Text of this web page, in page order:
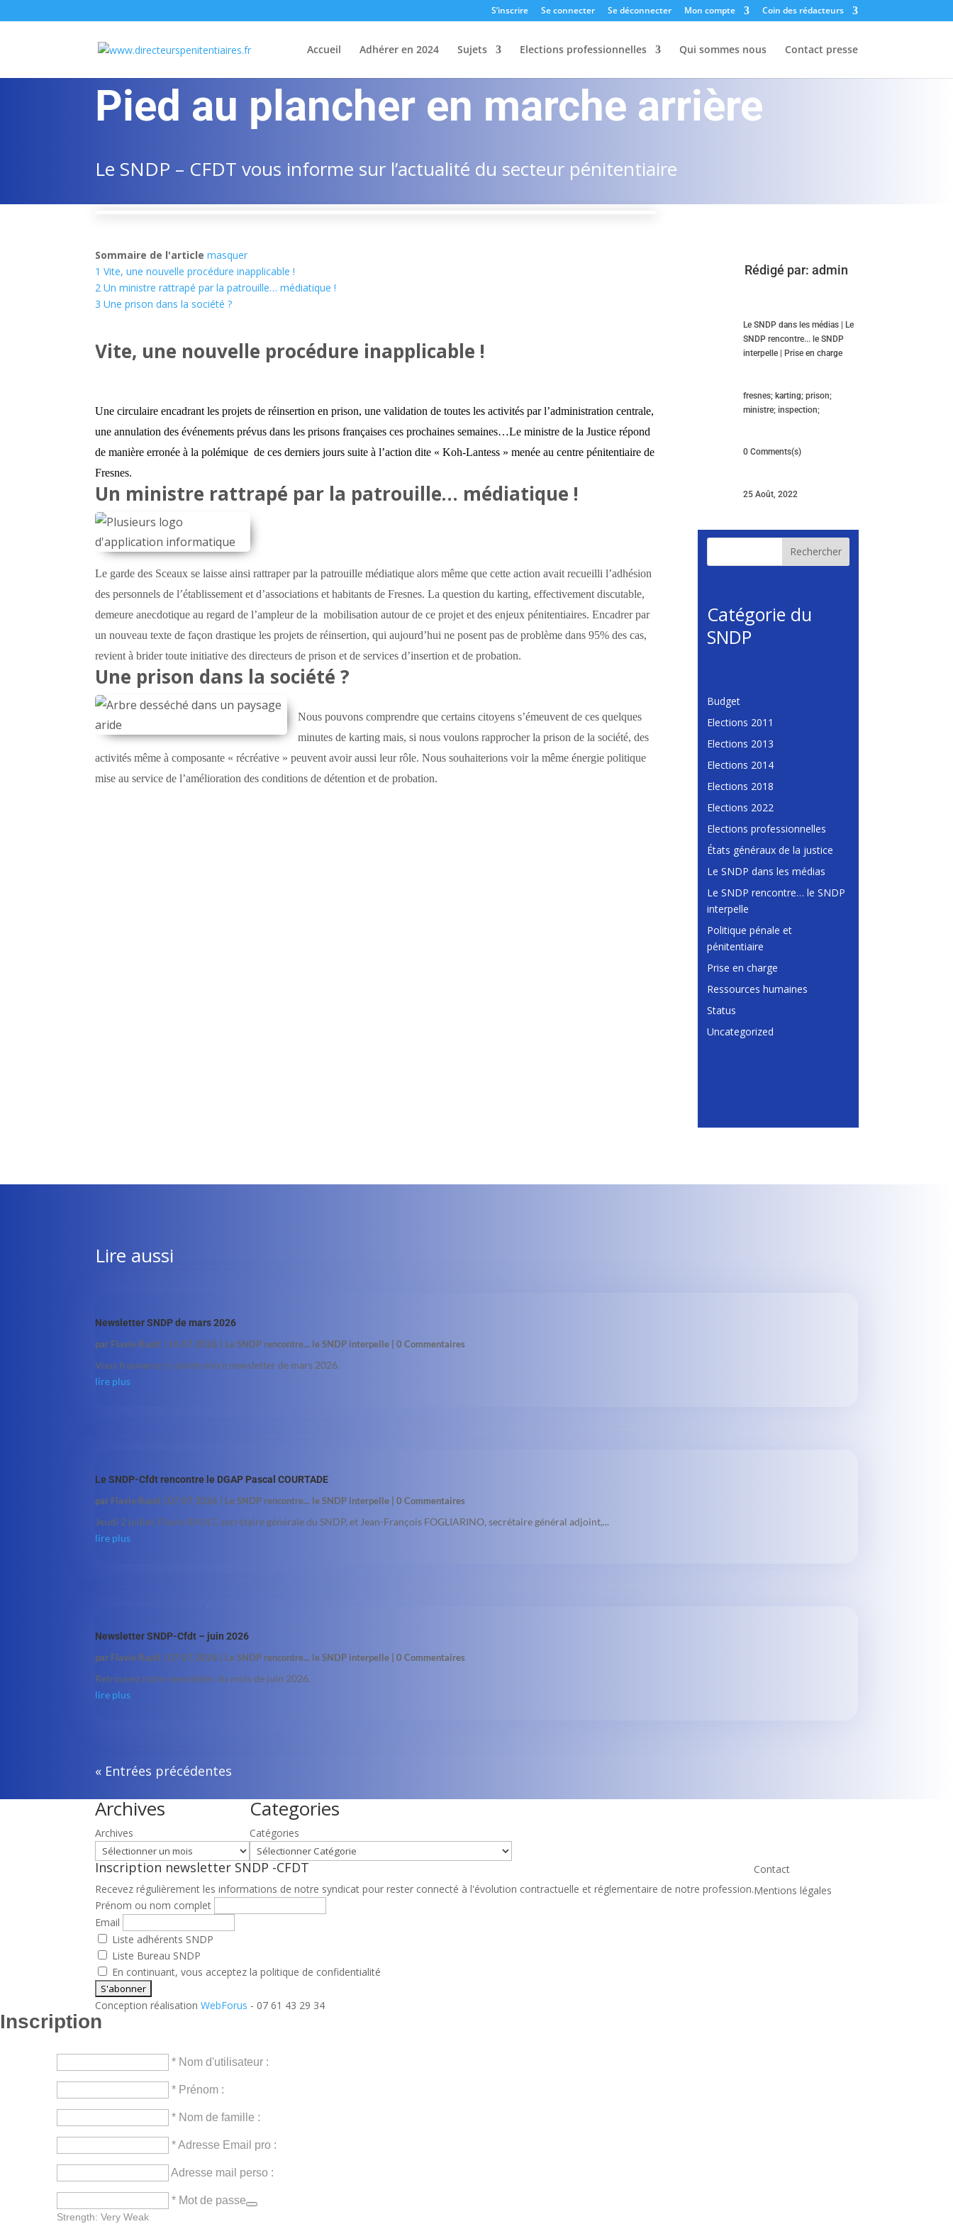
S’inscrire Se connecter Se déconnecter Mon compte Coin des rédacteurs
Accueil Adhérer en 2024 Sujets Elections professionnelles Qui sommes nous Contact presse
Pied au plancher en marche arrière
Le SNDP – CFDT vous informe sur l’actualité du secteur pénitentiaire
Sommaire de l'article masquer
1 Vite, une nouvelle procédure inapplicable !
2 Un ministre rattrapé par la patrouille… médiatique !
3 Une prison dans la société ?
Vite, une nouvelle procédure inapplicable !
Une circulaire encadrant les projets de réinsertion en prison, une validation de toutes les activités par l’administration centrale,
une annulation des événements prévus dans les prisons françaises ces prochaines semaines…Le ministre de la Justice répond
de manière erronée à la polémique de ces derniers jours suite à l’action dite « Koh-Lantess » menée au centre pénitentiaire de
Fresnes.
Un ministre rattrapé par la patrouille… médiatique !
Le garde des Sceaux se laisse ainsi rattraper par la patrouille médiatique alors même que cette action avait recueilli l’adhésion
des personnels de l’établissement et d’associations et habitants de Fresnes.La question du karting, effectivement discutable,
demeure anecdotique au regard de l’ampleur de la mobilisation autour de ce projet et des enjeux pénitentiaires. Encadrer par
un nouveau texte de façon drastique les projets de réinsertion, qui aujourd’hui ne posent pas de problème dans 95% des cas,
revient à brider toute initiative des directeurs de prison et de services d’insertion et de probation.
Une prison dans la société ?
Nous pouvons comprendre que certains citoyens s’émeuvent de ces quelques
minutes de karting mais, si nous voulons rapprocher la prison de la société, des
activités même à composante « récréative » peuvent avoir aussi leur rôle.Nous souhaiterions voir la même énergie politique
mise au service de l’amélioration des conditions de détention et de probation.
Rédigé par:admin
Le SNDP dans les médias
Le
SNDP rencontre... le SNDP
interpelle
Prise en charge
fresnes; karting; prison;
ministre; inspection;
0 Comments(s)
25 Août, 2022
Rechercher
Catégorie du
SNDP
Budget
Elections 2011
Elections 2013
Elections 2014
Elections 2018
Elections 2022
Elections professionnelles
États généraux de la justice
Le SNDP dans les médias
Le SNDP rencontre… le SNDP
interpelle
Politique pénale et
pénitentiaire
Prise en charge
Ressources humaines
Status
Uncategorized
Lire aussi
Newsletter SNDP de mars 2026
par Flavie Rault 16 07 2026 Le SNDP rencontre... le SNDP interpelle | 0 Commentaires
Vous trouverez ci-jointe notre newsletter de mars 2026.
lire plus
Le SNDP-Cfdt rencontre le DGAP Pascal COURTADE
par Flavie Rault |07 07 2026 Le SNDP rencontre... le SNDP interpelle | 0 Commentaires
Jeudi 2 juillet, Flavie RAULT, secrétaire générale du SNDP, et Jean-François FOGLIARINO, secrétaire général adjoint,...
lire plus
Newsletter SNDP-Cfdt – juin 2026
par Flavie Rault |07 07 2026 Le SNDP rencontre... le SNDP interpelle | 0 Commentaires
Retrouvez notre newsletter du mois de juin 2026.
lire plus
« Entrées précédentes
Archives
Archives
Categories
Catégories
Inscription newsletter SNDP -CFDT
Recevez régulièrement les informations de notre syndicat pour rester connecté à l'évolution contractuelle et réglementaire de notre profession.
Prénom ou nom complet
Email
Liste adhérents SNDP
Liste Bureau SNDP
En continuant, vous acceptez la politique de confidentialité
Contact
Mentions légales
Conception réalisationWebForus - 07 61 43 29 34
Inscription
* Nom d'utilisateur :
* Prénom :
* Nom de famille :
* Adresse Email pro :
Adresse mail perso :
* Mot de passe
Strength: Very Weak